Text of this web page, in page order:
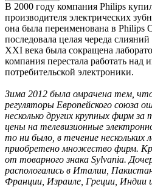
В 2000 году компания Philips
производителя электрических
она была переименована в Philips
последовала целая череда
XXI века была сокращена
компания перестала работать над
потребительской электроники.
Зима 2012 была омрачена тем,
регуляторы Европейского союза
несколько других крупных фирм
цены на телевизионные
то ни было, в течение нескольких
приобретено множество фирм.
от товарного знака Sylvania.
распологались в Италии,
Франции, Израиле, Греции, Индии